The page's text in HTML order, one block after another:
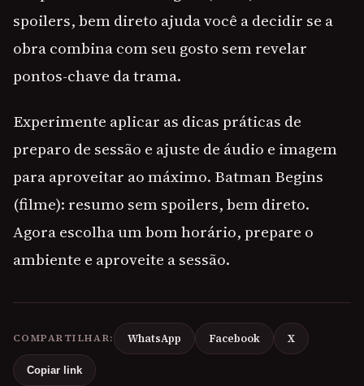
spoilers, bem direto ajuda você a decidir se a
obra combina com seu gosto sem revelar
pontos-chave da trama.
Experimente aplicar as dicas práticas de
preparo de sessão e ajuste de áudio e imagem
para aproveitar ao máximo. Batman Begins
(filme): resumo sem spoilers, bem direto.
Agora escolha um bom horário, prepare o
ambiente e aproveite a sessão.
COMPARTILHAR: WhatsApp Facebook X
Copiar link